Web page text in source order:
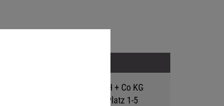
Hutter Trade GmbH + Co KG
Bgm.-Landmann-Platz 1-5